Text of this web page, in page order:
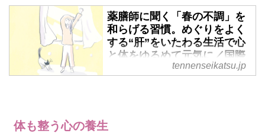
薬膳師に聞く「春の不調」を
和らげる習慣。めぐりをよく
する“肝”をいたわる生活で心
と体をゆるめて元気に／国際
中医薬膳師・久保奈穂実さん
す。国際中医薬膳管理師で漢方ア
tennenseikatsu.jp
体も整う心の養生